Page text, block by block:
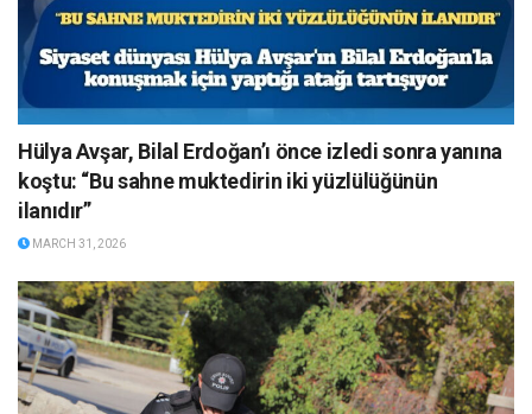
Hülya Avşar, Bilal Erdoğan’ı önce izledi sonra yanına
koştu: “Bu sahne muktedirin iki yüzlülüğünün
ilanıdır”
MARCH 31, 2026